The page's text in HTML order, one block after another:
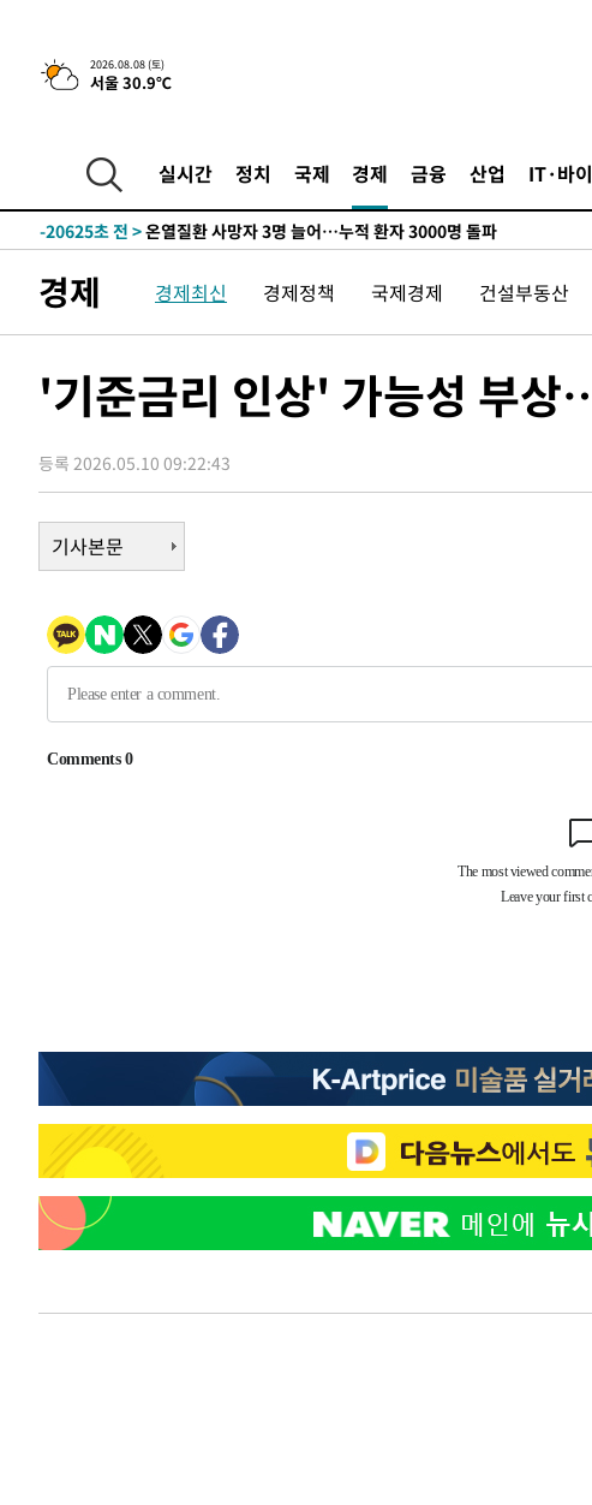
2026.08.08 (토)
서울 30.9℃
실시간 정치 국제 경제 금융 산업 IT·바
42.08%·宋 10.17%
-28895초 전 >이강인 "아틀레티코 이적 기뻐…등번호 7번 의미보단 팀 위해 뛸
것"
-28830초 전 >[속보]與 당대표 경선, 제주·인천 권리당원 투표 김민석 승리
-21874초 전 >
[속보]이강인 "감독님이 원하는 마음 느꼈고, 많은 트로피 원해 아
틀레티코 이적"
-21656초 전 >
-20625초 전 >온열질환 사망자 3명 늘어…누적 환자 3000명 돌파
-10677초 전 >
백운산서 80년근 천종산삼 9뿌리 발견…감정가 1.3억원
-8387초 전 >선재도서 해루질 나섰다 실종 60대, 닷새 만에 숨진 채 발견
-5297초 전 >여수 오동도 해상서 모터보트 전복…1명 사망·1명 실종
주 날씨]
24분 전 >축구협회 "압수수색·성접대 논란 사과…쇄신의 기회로 삼겠다"
49분 전 >[속보]'압수수색·성접대 논란' 축구협회 "실망과 걱정 안겨드려 죄송"
3시간 전 >'최고 37도' 폭염 지속…강원동해안 최대 150㎜ 비
5시간 전 >[속보]뉴욕증시 상승 마감…S&P 0.6% 나스닥 1.3%↑
한민수·김용 순
-30099초 전 >[속보]김민석, 與 전대 당원투표 누적 득표율 45.42%로 1위… 정
청래 44.56%
-29381초 전 >[속보]與 대표 경선 제주·인천 당원투표…金 47.75%·鄭
42.08%·宋 10.17%
-28915초 전 > 이강인 "아틀레티코 이적 기뻐…등번호 7번 의미보단 팀 위해 뛸
-22624초 전 >
온열질환 사망자 3명 늘어…누적 환자 3000명 돌파
강릉에 시간당 81.4㎜ 물폭탄…도로 잠기고 담벼락 붕괴
-1544초 전 >
극한폭염 한풀 꺾이지만…'낮 최고 35도' 무더위, 열대야 계속[다
주 날씨]
23분 전 >축구협회 "압수수색·성접대 논란 사과…쇄신의 기회로 삼겠다"
48분 전 >[속보]'압수수색·성접대 논란' 축구협회 "실망과 걱정 안겨드려 죄송"
3시간 전 >'최고 37도' 폭염 지속…강원동해안 최대 150㎜ 비
5시간 전 > [속보]뉴욕증시 상승 마감…S&P 0.6% 나스닥 1.3%↑
경제 경제최신 경제정책 국제경제 건설부동산
'기준금리 인상' 가능성 부
등록 2026.05.10 09:22:43
기사본문